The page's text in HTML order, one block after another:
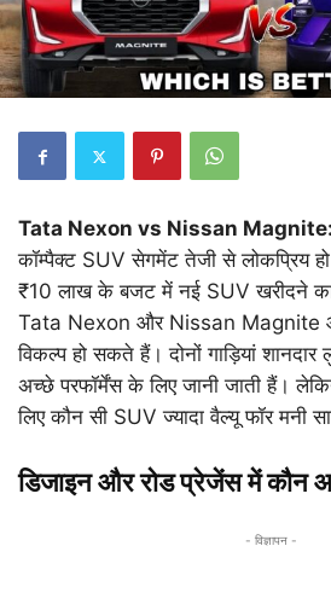
Tata Nexon vs Nissan Magnite:
कॉम्पैक्ट SUV सेगमेंट तेजी से लोकप्रिय
₹10 लाख के बजट में नई SUV खरीदने का
Tata Nexon और Nissan Magnite
विकल्प हो सकते हैं। दोनों गाड़ियां
अच्छे परफॉर्मेंस के लिए जानी जाती हैं।
लिए कौन सी SUV ज्यादा वैल्यू फॉर मनी
डिजाइन और रोड प्रेजेंस में कौन
- विज्ञापन -